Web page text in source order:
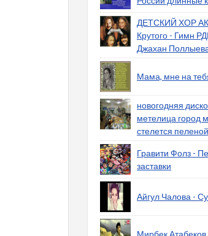
ДЕТСКИЙ ХОР
Крутого - Гимн
Джахан
Мама, мне на
новогодняя
метелица город
стелется
Гравити Фолз -
заставки
Айгул Чалова -
Мирбек